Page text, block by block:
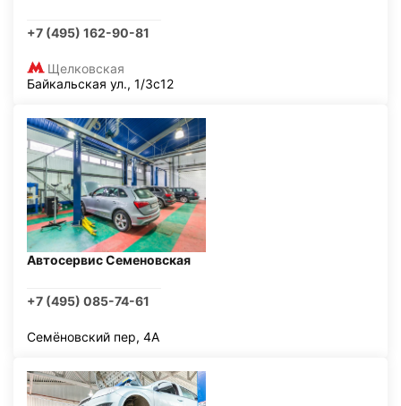
+7 (495) 162-90-81
Щелковская
Байкальская ул., 1/3с12
Автосервис Семеновская
+7 (495) 085-74-61
Семёновский пер, 4А